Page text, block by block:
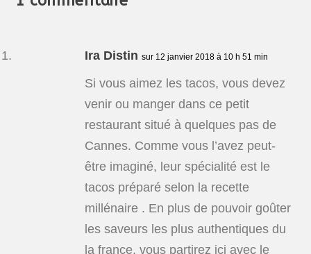
Ira Distin sur 12 janvier 2018 à 10 h 51 min
Si vous aimez les tacos, vous devez
venir ou manger dans ce petit
restaurant situé à quelques pas de
Cannes. Comme vous l’avez peut-
être imaginé, leur spécialité est le
tacos préparé selon la recette
millénaire . En plus de pouvoir goûter
les saveurs les plus authentiques du
la france, vous partirez ici avec le